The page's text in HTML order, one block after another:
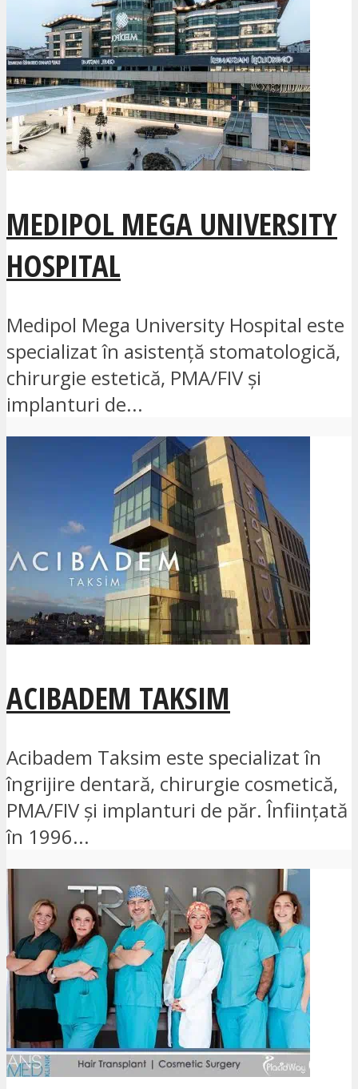
MEDIPOL MEGA UNIVERSITY
HOSPITAL
Medipol Mega University Hospital este
specializat în asistență stomatologică,
chirurgie estetică, PMA/FIV și
implanturi de...
ACIBADEM TAKSIM
Acibadem Taksim este specializat în
îngrijire dentară, chirurgie cosmetică,
PMA/FIV și implanturi de păr. Înființată
în 1996...